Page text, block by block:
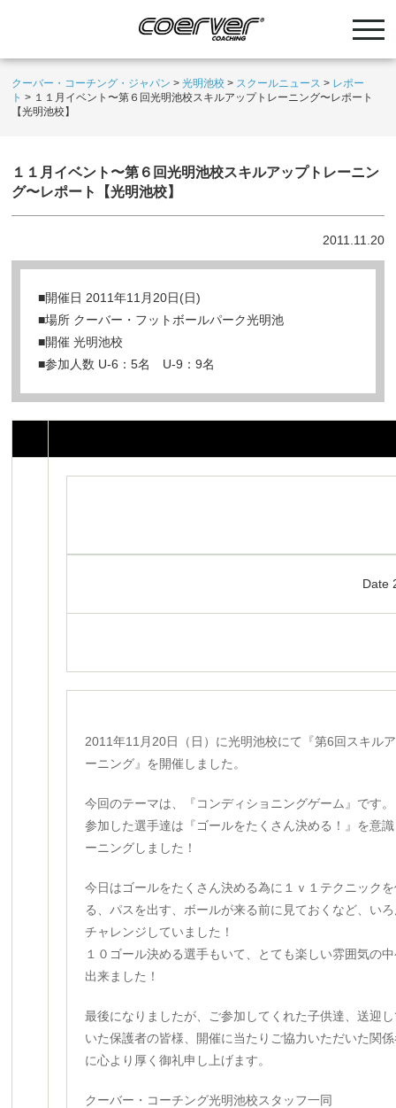
クーバー・コーチング・ジャパン >光明池校 > スクールニュース > レポー
ト > １１月イベント〜第６回光明池校スキルアップトレーニング〜レポート
【光明池校】
１１月イベント〜第６回光明池校スキルアップトレーニン
グ〜レポート【光明池校】
2011.11.20
■開催日 2011年11月20日(日)
■場所 クーバー・フットボールパーク光明池
■開催 光明池校
■参加人数 U-6：5名 U-9：9名
Date
2011年11月20日（日）に光明池校にて『第6回スキル
ーニング』を開催しました。
今回のテーマは、『コンディショニングゲーム』です。
参加した選手達は『ゴールをたくさん決める！』を意
ーニングしました！
今日はゴールをたくさん決める為に１ｖ１テクニック
る、パスを出す、ボールが来る前に見ておくなど、い
チャレンジしていました！
１０ゴール決める選手もいて、とても楽しい雰囲気の
出来ました！
最後になりましたが、ご参加してくれた子供達、送迎
いた保護者の皆様、開催に当たりご協力いただいた関
に心より厚く御礼申し上げます。
クーバー・コーチング光明池校スタッフ一同